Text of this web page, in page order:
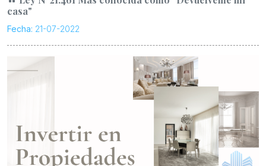
casa"
Fecha: 21-07-2022